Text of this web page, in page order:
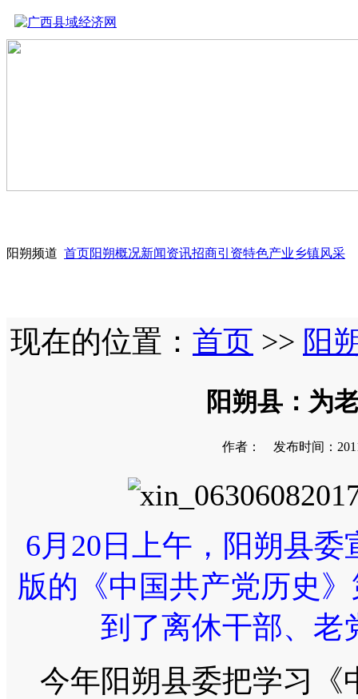
阳朔频道 首页阳朔概况新闻资讯招商引资特色产业乡镇风采
现在的位置： 首页 >> 阳
阳朔县：为
作者： 发布时间：
6月20日上午，阳朔县
版的《中国共产党历史
到了离休干部、老
今年阳朔县委把学习《